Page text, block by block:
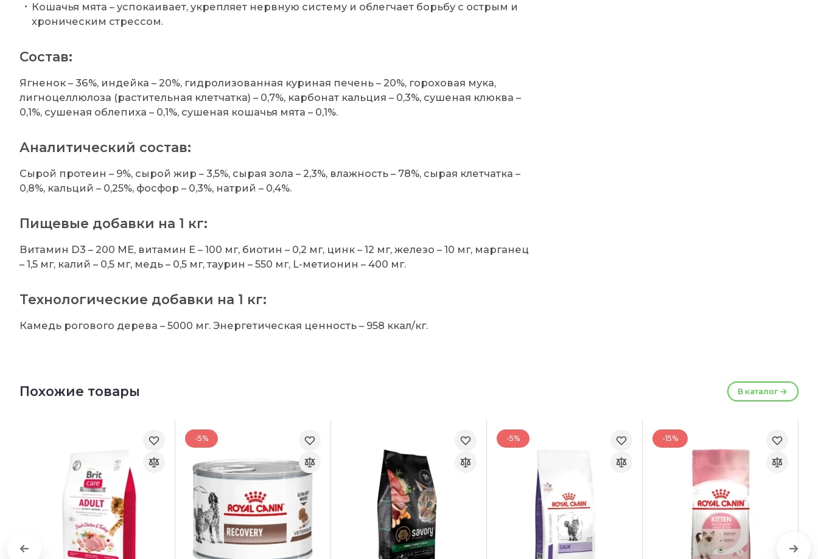
Кошачья мята – успокаивает, укрепляет нервную систему и облегчает борьбу с острым и
хроническим стрессом.
Состав:
Ягненок – 36%, индейка – 20%, гидролизованная куриная печень – 20%, гороховая мука,
лигноцеллюлоза (растительная клетчатка) – 0,7%, карбонат кальция – 0,3%, сушеная клюква –
0,1%, сушеная облепиха – 0,1%, сушеная кошачья мята – 0,1%.
Аналитический состав:
Сырой протеин – 9%, сырой жир – 3,5%, сырая зола – 2,3%, влажность – 78%, сырая клетчатка –
0,8%, кальций – 0,25%, фосфор – 0,3%, натрий – 0,4%.
Пищевые добавки на 1 кг:
Витамин D3 – 200 МЕ, витамин E – 100 мг, биотин – 0,2 мг, цинк – 12 мг, железо – 10 мг, марганец
– 1,5 мг, калий – 0,5 мг, медь – 0,5 мг, таурин – 550 мг, L-метионин – 400 мг.
Технологические добавки на 1 кг:
Камедь рогового дерева – 5000 мг. Энергетическая ценность – 958 ккал/кг.
Похожие товары В каталог
-5% -5% -15%